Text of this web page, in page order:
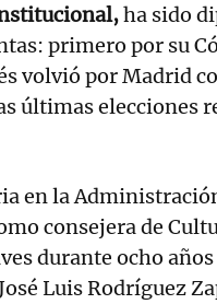
ha sido
primero por su
volvió por Madrid
últimas elecciones
en la
consejera de
durante ocho
Luis Rodríguez